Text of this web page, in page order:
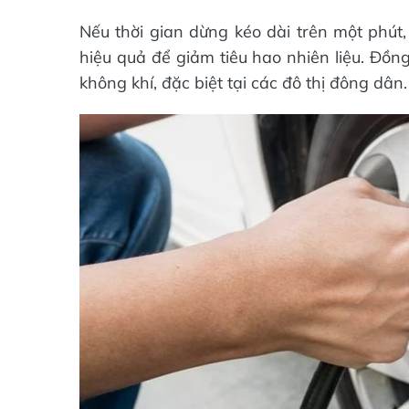
Nếu thời gian dừng kéo dài trên một
hiệu quả để giảm tiêu hao nhiên liệu.
không khí, đặc biệt tại các đô thị đông dân.